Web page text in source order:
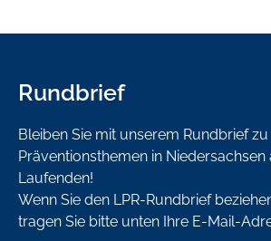
Rundbrief
Bleiben Sie mit unserem Rundbrief zu
Präventionsthemen in Niedersachsen
Laufenden!
Wenn Sie den LPR-Rundbrief
tragen Sie bitte unten Ihre E-Mail-